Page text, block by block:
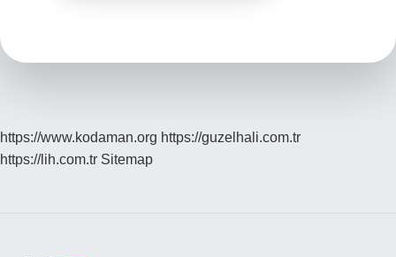
https://www.kodaman.org https://guzelhali.com.tr
https://lih.com.tr Sitemap